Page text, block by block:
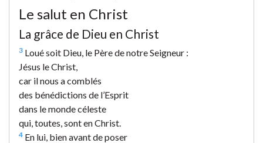
Le salut en Christ
La grâce de Dieu en Christ
3 Loué soit Dieu, le Père de notre Seigneur :
Jésus le Christ,
car il nous a comblés
des bénédictions de l’Esprit
dans le monde céleste
qui, toutes, sont en Christ.
4 En lui, bien avant de poser